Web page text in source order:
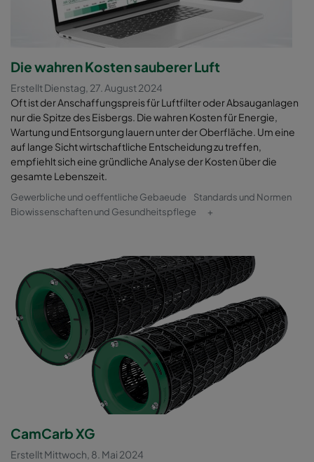
Die wahren Kosten sauberer Luft
Erstellt Dienstag, 27. August 2024
Oft ist der Anschaffungspreis für Luftfilter oder Absauganlagen
nur die Spitze des Eisbergs. Die wahren Kosten für Energie,
Wartung und Entsorgung lauern unter der Oberfläche. Um eine
auf lange Sicht wirtschaftliche Entscheidung zu treffen,
empfiehlt sich eine gründliche Analyse der Kosten über die
gesamte Lebenszeit.
Gewerbliche und oeffentliche Gebaeude
Standards und Normen
Biowissenschaften und Gesundheitspflege
+
CamCarb XG
Erstellt Mittwoch, 8. Mai 2024